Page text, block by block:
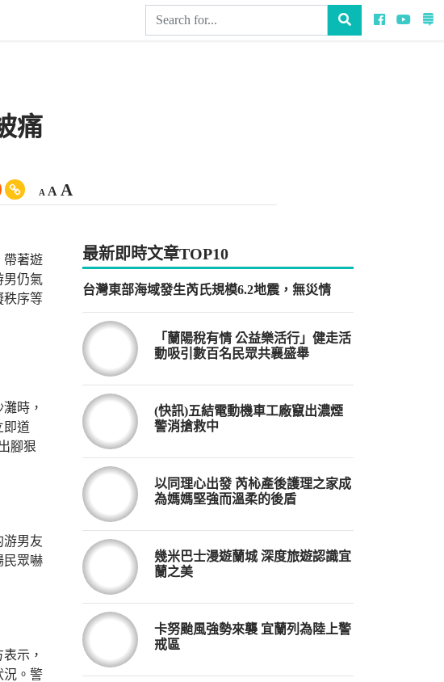
痛
A小
字
A 重
設
A
型
大
小。
帶著遊
男仍氣
秩序等
時，
即道
腳狠
游男友
民眾嚇
示，
況。警
最新即時文章TOP10
台灣東部海域發生芮氏規模6.2地震，無災情
「蘭陽稅有情 公益樂活行」健走活
動吸引數百名民眾共襄盛舉
(快訊)五結電動機車工廠竄出濃煙
警消搶救中
以同理心出發 芮杺產後護理之家成
為媽媽堅強而溫柔的後盾
幾米巴士漫遊蘭城 深度旅遊認識宜
蘭之美
卡努颱風強勢來襲 宜蘭列為陸上警
戒區